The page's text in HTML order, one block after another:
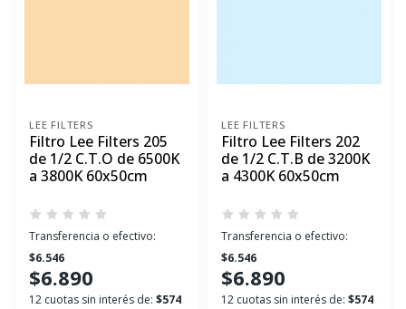
LEE FILTERS
Filtro Lee Filters 205
de 1/2 C.T.O de 6500K
a 3800K 60x50cm
Transferencia o efectivo:
$6.546
$6.890
12 cuotas sin interés de: $574
LEE FILTERS
Filtro Lee Filters 202
de 1/2 C.T.B de 3200K
a 4300K 60x50cm
Transferencia o efectivo:
$6.546
$6.890
12 cuotas sin interés de: $574